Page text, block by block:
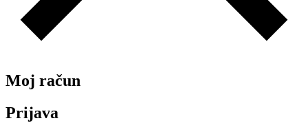
Moj račun
Prijava